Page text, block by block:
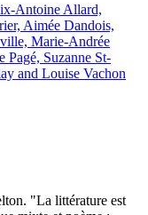
Antoine Allard,
Aimée Dandois,
Marie-Andrée
Suzanne St-
and Louise Vachon
"La littérature est